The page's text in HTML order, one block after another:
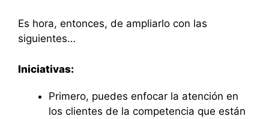
Es hora, entonces, de ampliarlo con las
siguientes…
Iniciativas:
Primero, puedes enfocar la atención en
los clientes de la competencia que están